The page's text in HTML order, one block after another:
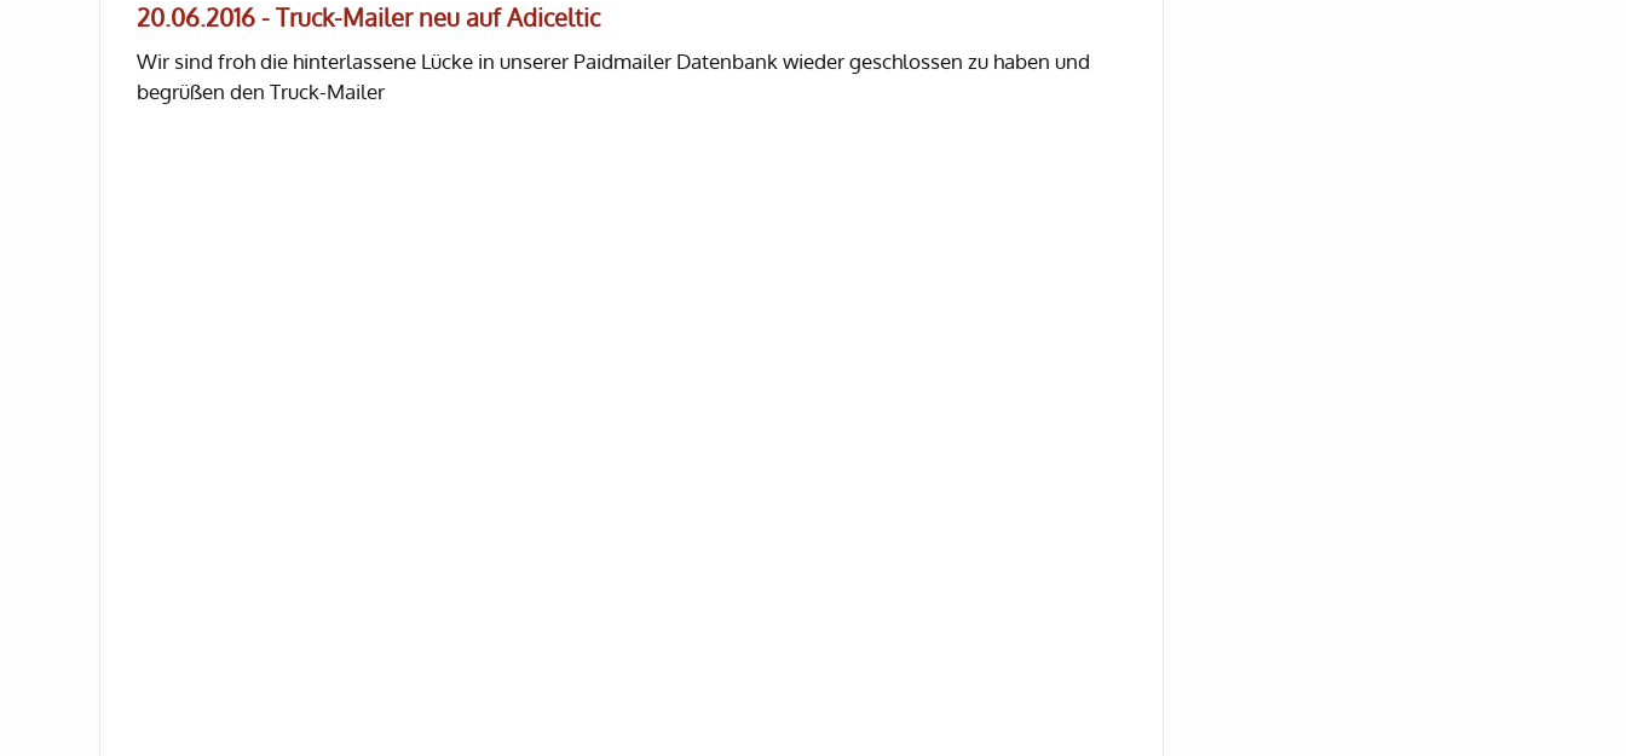
20.06.2016 - Truck-Mailer neu auf Adiceltic
Wir sind froh die hinterlassene Lücke in unserer Paidmailer Datenbank wieder geschlossen zu haben und
begrüßen den Truck-Mailer